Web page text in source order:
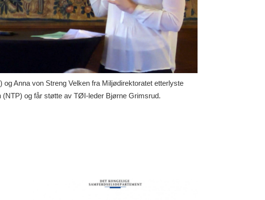
Anna von Streng Velken fra Miljødirektoratet etterlyste
(NTP) og får støtte av TØI-leder Bjørne Grimsrud.